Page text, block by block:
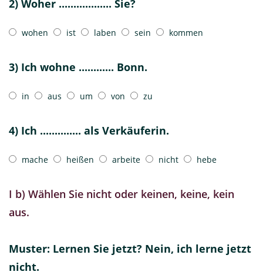
2) Woher .................. Sie?
wohen ist laben sein kommen
3) Ich wohne ............ Bonn.
in aus um von zu
4) Ich .............. als Verkäuferin.
mache heißen arbeite nicht hebe
I b) Wählen Sie nicht oder keinen, keine, kein
aus.
Muster: Lernen Sie jetzt? Nein, ich lerne jetzt
nicht.